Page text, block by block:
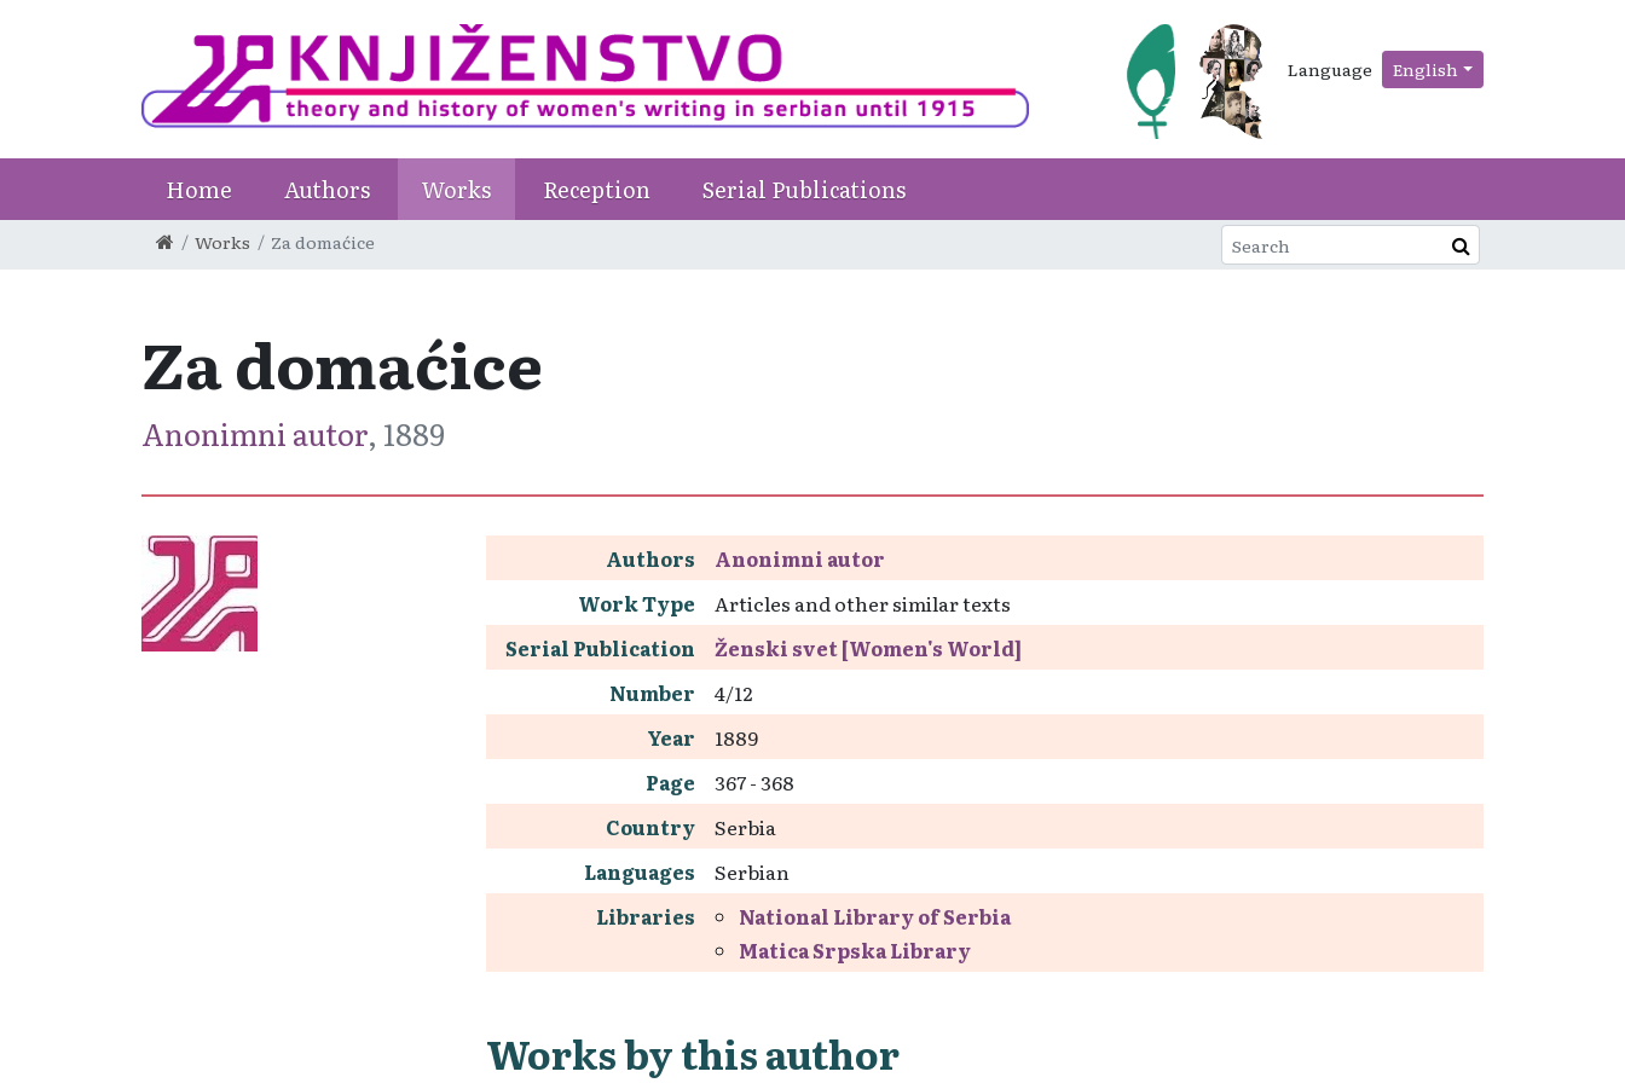
Language English
Home Authors Works Reception Serial Publications
Works Za domaćice
Za domaćice
Anonimni autor, 1889
Authors
Anonimni autor
Work Type
Articles and other similar texts
Serial Publication
Ženski svet [Women's World]
Number
4/12
Year
1889
Page
367 - 368
Country
Serbia
Languages
Serbian
Libraries
National Library of Serbia
Matica Srpska Library
Works by this author